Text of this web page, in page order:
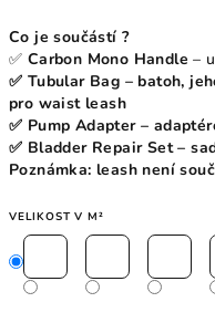
Co je součástí ?
✅ Carbon Mono Handle –
✅ Tubular Bag – batoh,
pro waist leash
✅ Pump Adapter –
✅ Bladder Repair Set –
Poznámka: leash není
VELIKOST V M²